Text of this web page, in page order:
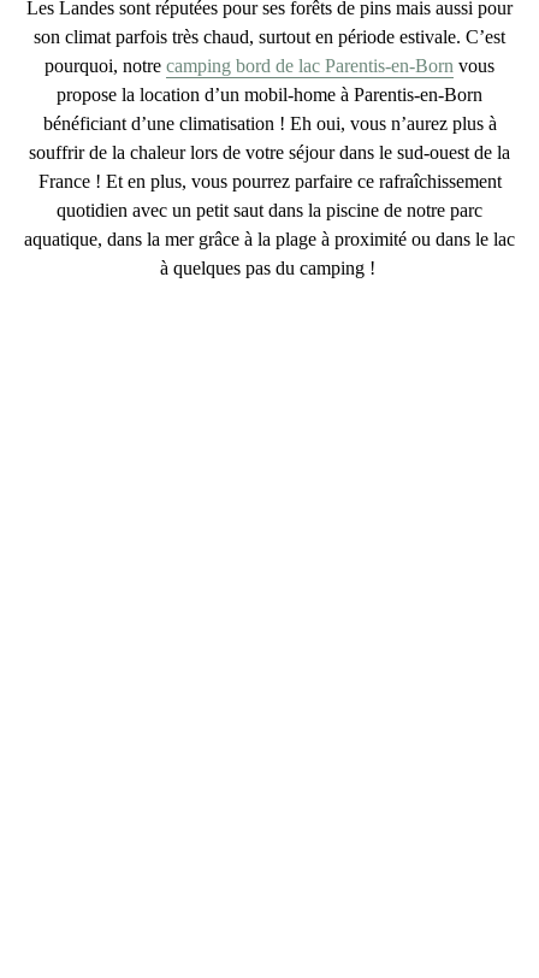
Les Landes sont réputées pour ses forêts de pins mais aussi pour
son climat parfois très chaud, surtout en période estivale. C’est
pourquoi, notre camping bord de lac Parentis-en-Born vous
propose la location d’un mobil-home à Parentis-en-Born
bénéficiant d’une climatisation ! Eh oui, vous n’aurez plus à
souffrir de la chaleur lors de votre séjour dans le sud-ouest de la
France ! Et en plus, vous pourrez parfaire ce rafraîchissement
quotidien avec un petit saut dans la piscine de notre parc
aquatique, dans la mer grâce à la plage à proximité ou dans le lac
à quelques pas du camping !